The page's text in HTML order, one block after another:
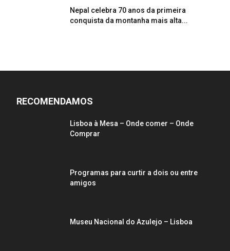
Nepal celebra 70 anos da primeira
conquista da montanha mais alta...
RECOMENDAMOS
Lisboa à Mesa – Onde comer – Onde
Comprar
Programas para curtir a dois ou entre
amigos
Museu Nacional do Azulejo – Lisboa